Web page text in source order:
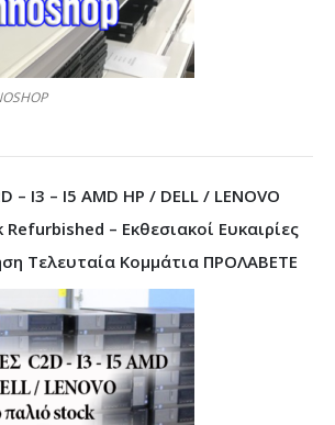
– I3 – I5 AMD HP / DELL / LENOVO
– Εκθεσιακοί Ευκαιρίες
Τελευταία Κομμάτια ΠΡΟΛΑΒΕΤΕ